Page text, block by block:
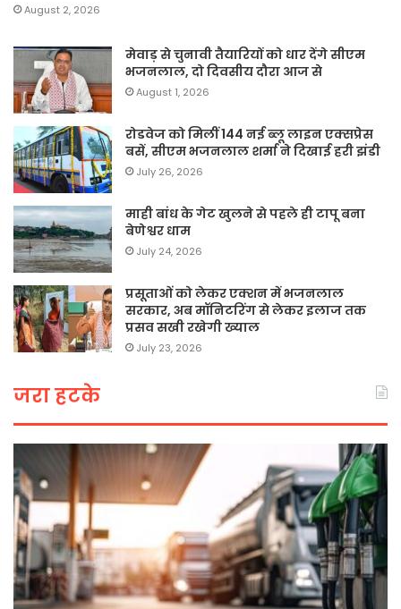
August 2, 2026
मेवाड़ से चुनावी तैयारियों को धार देंगे सीएम
भजनलाल, दो दिवसीय दौरा आज से
August 1, 2026
रोडवेज को मिलीं 144 नई ब्लू लाइन एक्सप्रेस
बसें, सीएम भजनलाल शर्मा ने दिखाई हरी झंडी
July 26, 2026
माही बांध के गेट खुलने से पहले ही टापू बना
बेणेश्वर धाम
July 24, 2026
प्रसूताओं को लेकर एक्शन में भजनलाल
सरकार, अब मॉनिटरिंग से लेकर इलाज तक
प्रसव सखी रखेगी ख्याल
July 23, 2026
जरा हटके